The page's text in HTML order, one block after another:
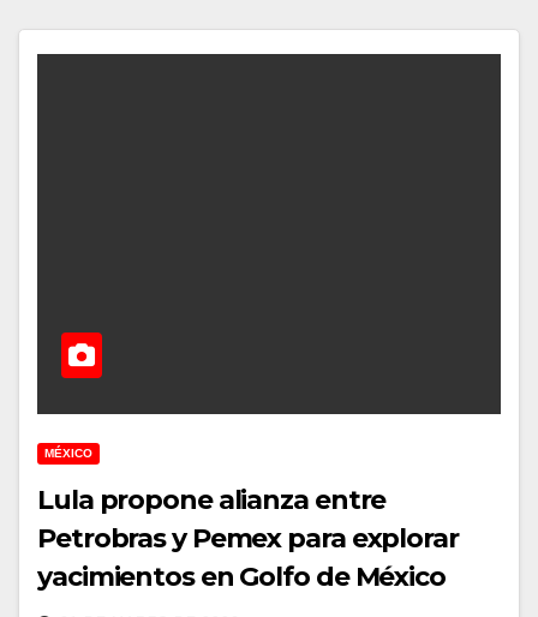
MÉXICO
Lula propone alianza entre
Petrobras y Pemex para explorar
yacimientos en Golfo de México